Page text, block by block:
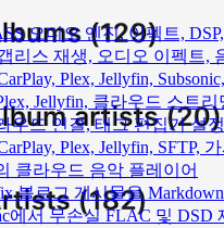
오디오 엔진, 이펙트,
리스 재생, 오디오 이펙트
Plex, Jellyfin,
Jellyfin, 클라우드 스트
우드 연결, 태그 편집기 설
Plex, Jellyfin, SFTP,
클라우드 음악 플레이어
블로그 게시물을
에서 무손실 FLAC 및 DSD